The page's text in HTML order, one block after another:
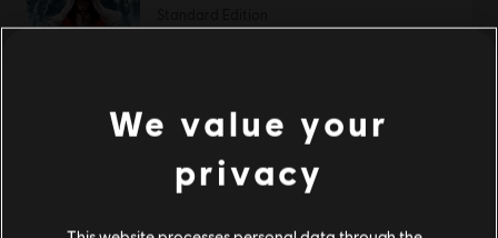
elementi
Stai cercando i videogiochi per PC più recenti? L'Ubisoft Storeè il posto che fa
We value your
privacy